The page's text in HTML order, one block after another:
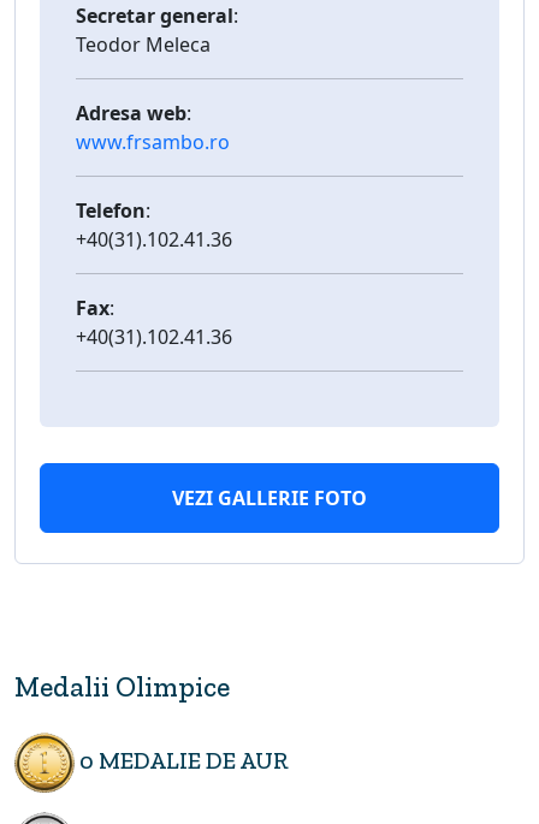
Secretar general:
Teodor Meleca
Adresa web:
www.frsambo.ro
Telefon:
+40(31).102.41.36
Fax:
+40(31).102.41.36
VEZI GALLERIE FOTO
Medalii Olimpice
0 MEDALIE DE AUR